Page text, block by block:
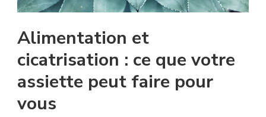
Alimentation et
cicatrisation : ce que votre
assiette peut faire pour
vous